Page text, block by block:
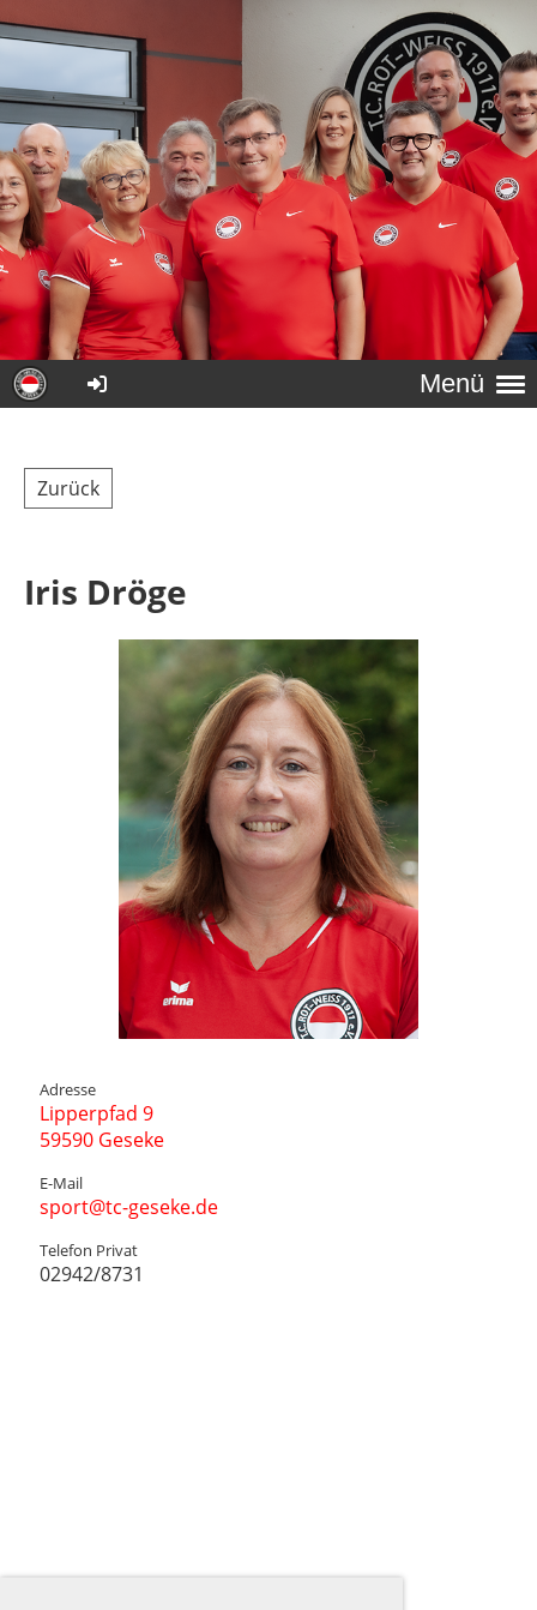
Menü
Zurück
Iris Dröge
Adresse
Lipperpfad 9
59590 Geseke
E-Mail
sport@tc-geseke.de
Telefon Privat
02942/8731